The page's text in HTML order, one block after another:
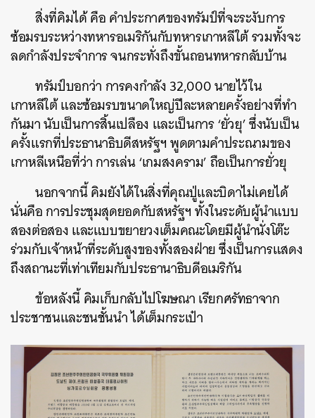
สิ่งที่คิมได้ คือ คำประกาศของทรัมป์ที่จะระงับการ
ซ้อมรบระหว่างทหารอเมริกันกับทหารเกาหลีใต้ รวมทั้งจะ
ลดกำลังประจำการ จนกระทั่งถึงขั้นถอนทหารกลับบ้าน
ทรัมป์บอกว่า การคงกำลัง 32,000 นายไว้ใน
เกาหลีใต้ และซ้อมรบขนาดใหญ่ปีละหลายครั้งอย่างที่ทำ
กันมา นับเป็นการสิ้นเปลือง และเป็นการ ‘ยั่วยุ’ ซึ่งนับเป็น
ครั้งแรกที่ประธานาธิบดีสหรัฐฯ พูดตามคำประณามของ
เกาหลีเหนือที่ว่า การเล่น ‘เกมสงคราม’ ถือเป็นการยั่วยุ
นอกจากนี้ คิมยังได้ในสิ่งที่คุณปู่และบิดาไม่เคยได้
นั่นคือ การประชุมสุดยอดกับสหรัฐฯ ทั้งในระดับผู้นำแบบ
สองต่อสอง และแบบขยายวงเต็มคณะโดยมีผู้นำนั่งโต๊ะ
ร่วมกับเจ้าหน้าที่ระดับสูงของทั้งสองฝ่าย ซึ่งเป็นการแสดง
ถึงสถานะที่เท่าเทียมกับประธานาธิบดีอเมริกัน
ข้อหลังนี้ คิมเก็บกลับไปโฆษณา เรียกศรัทธาจาก
ประชาชนและชนชั้นนำ ได้เต็มกระเป๋า